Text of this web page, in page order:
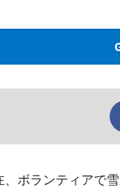
ボランティアで